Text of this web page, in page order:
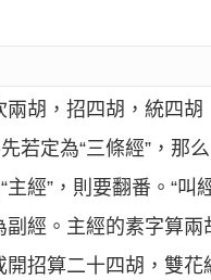
胡，招四胡，統四
若定為“三條經”，
經”，則要翻番。“
經。主經的素字算
招算二十四胡，雙